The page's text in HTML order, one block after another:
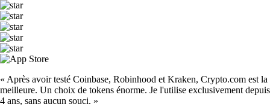
« Après avoir testé Coinbase, Robinhood et Kraken, Crypto.com est la
meilleure. Un choix de tokens énorme. Je l'utilise exclusivement depuis
4 ans, sans aucun souci. »